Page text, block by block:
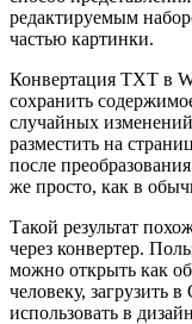
редактируемым
частью картинки.
Конвертация TXT в
сохранить
случайных
разместить на
после
же просто, как в
Такой результат
через конвертер.
можно открыть как
человеку, загрузить
использовать в